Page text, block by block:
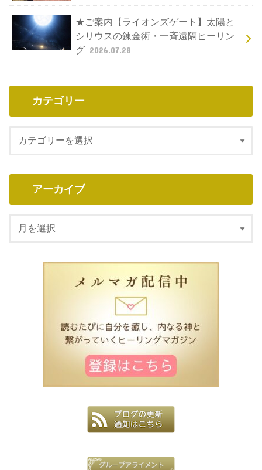
★ご案内【ライオンズゲート】太陽と
シリウスの錬金術・一斉遠隔ヒーリン
グ 2026.07.28
カテゴリー
アーカイブ